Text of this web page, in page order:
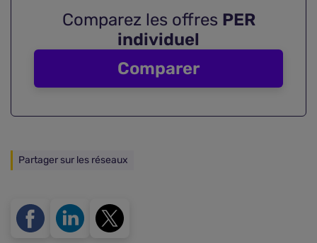
Comparez les offres PER
individuel
Comparer
Partager sur les réseaux